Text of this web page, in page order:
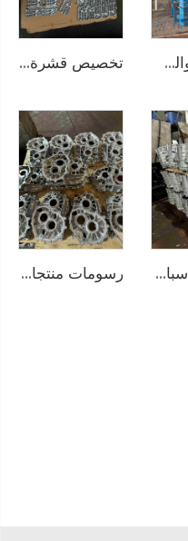
تخصيص قوالب صب الألمنيوم CNC معالجة القوالب الإنتاجية تخصيص قشرة منتج صغير من صب سبائك الألمنيوم
مورد صب سبائك الألمنيوم صب سبائك الألمنيوم المخصصة منتجات قشرة الألمنيوم المخصصة الرسومات المخصصة رسومات منتجات صب السبائك الألمنيوم المخصصة إنتاج مصنع صب الصين تقدم تقرير فحص جودة المنتج